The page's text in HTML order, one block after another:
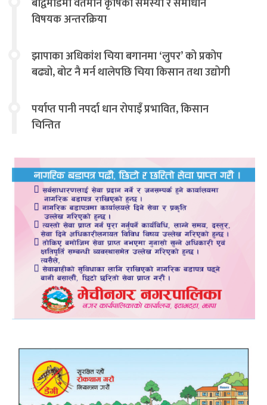
बौद्वमोडमा वर्तमान कृषिका समस्या र समाधान
विषयक अन्तरक्रिया
झापाका अधिकांश चिया बगानमा ‘लुपर’ को प्रकोप
बढ्यो, बोट नै मर्न थालेपछि चिया किसान तथा उद्योगी
पर्याप्त पानी नपर्दा धान रोपाइँ प्रभावित, किसान
चिन्तित